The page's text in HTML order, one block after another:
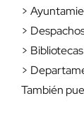
>
>
>
>
También